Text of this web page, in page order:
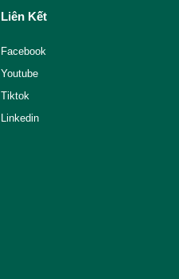
Liên Kết
Facebook
Youtube
Tiktok
Linkedin